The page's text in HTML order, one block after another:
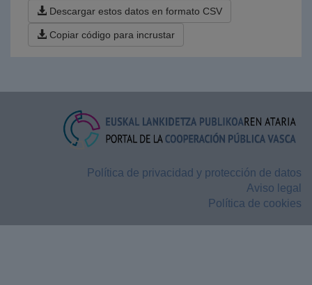
Descargar estos datos en formato CSV
Copiar código para incrustar
Política de privacidad y protección de datos
Aviso legal
Política de cookies